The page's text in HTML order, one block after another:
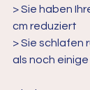
> Sie haben
cm reduziert
> Sie schlafen
als noch